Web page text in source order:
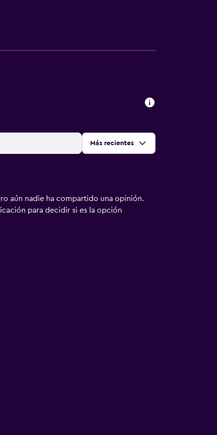
Ordenar por:
Más recientes
aún nadie ha compartido una opinión.
para decidir si es la opción